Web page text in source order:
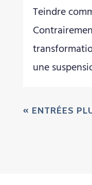
Teindre
une
« ENTRÉES